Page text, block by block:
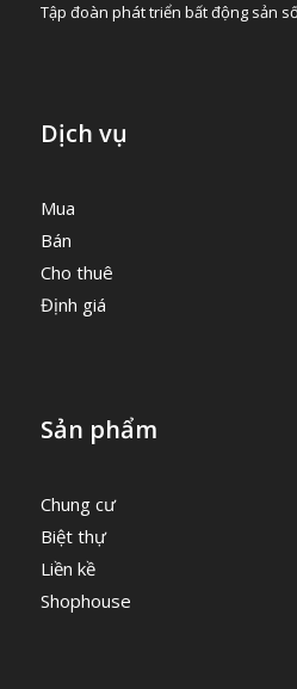
Tập đoàn phát triển bất động sản
Dịch vụ
Mua
Bán
Cho thuê
Định giá
Sản phẩm
Chung cư
Biệt thự
Liền kề
Shophouse